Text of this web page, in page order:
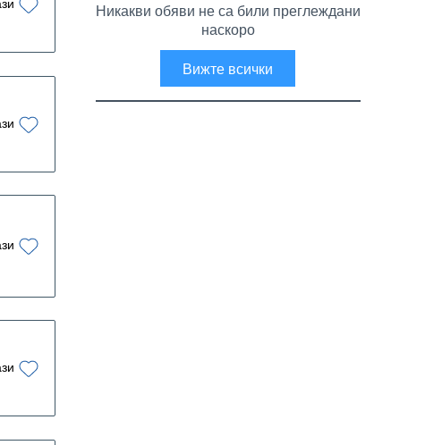
Никакви обяви не са били преглеждани
наскоро
Вижте всички